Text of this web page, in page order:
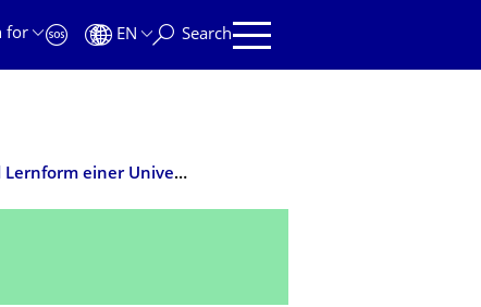
for
EN Search
InnoFab – Innovationsfabrik als Lehr- und Lernform einer Universität